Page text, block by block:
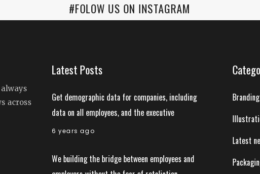
#FOLOW US ON INSTAGRAM
across
Latest Posts
Get demographic data for companies, including
data on all employees, and the executive
6 years ago
We building the bridge between employees and
Branding
Latest